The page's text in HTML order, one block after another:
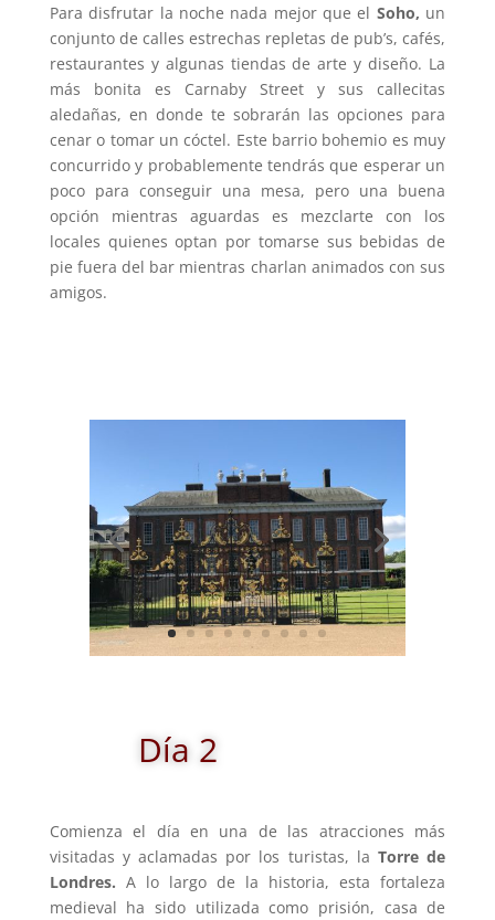
Para disfrutar la noche nada mejor que el Soho, un
conjunto de calles estrechas repletas de pub’s, cafés,
restaurantes y algunas tiendas de arte y diseño. La
más bonita es Carnaby Street y sus callecitas
aledañas, en donde te sobrarán las opciones para
cenar o tomar un cóctel. Este barrio bohemio es muy
concurrido y probablemente tendrás que esperar un
poco para conseguir una mesa, pero una buena
opción mientras aguardas es mezclarte con los
locales quienes optan por tomarse sus bebidas de
pie fuera del bar mientras charlan animados con sus
amigos.
Día 2
Comienza el día en una de las atracciones más
visitadas y aclamadas por los turistas, laTorre de
Londres. A lo largo de la historia, esta fortaleza
medieval ha sido utilizada como prisión, casa de